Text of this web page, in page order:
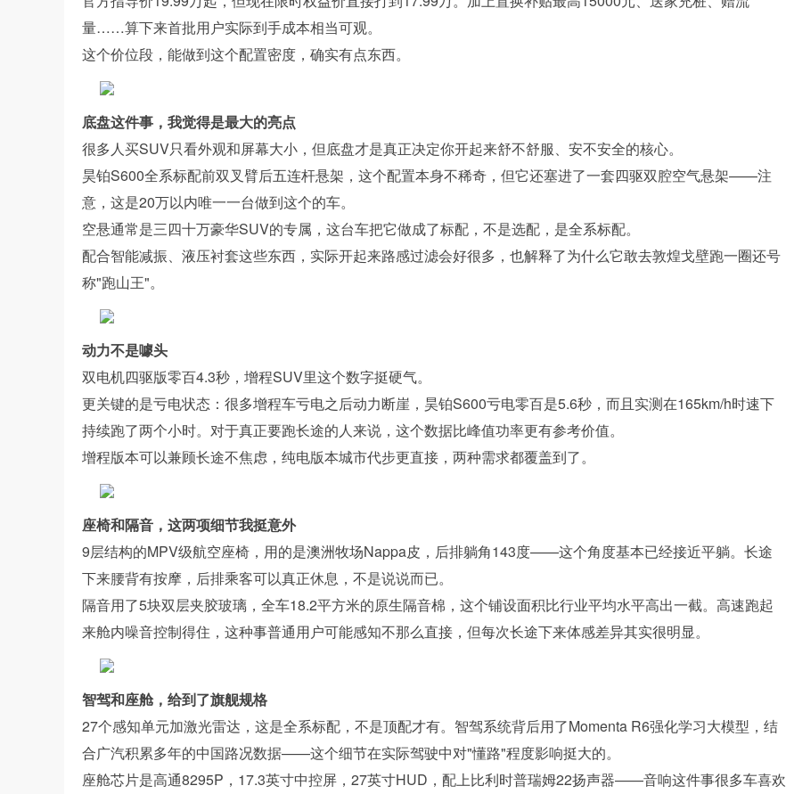
量……算下来首批用户实际到手成本相当可观。
这个价位段，能做到这个配置密度，确实有点东西。
底盘这件事，我觉得是最大的亮点
很多人买SUV只看外观和屏幕大小，但底盘才是真正决定你开起来舒不舒服、安不安全的核心。
昊铂S600全系标配前双叉臂后五连杆悬架，这个配置本身不稀奇，但它还塞进了一套四驱双腔空气悬架——注
意，这是20万以内唯一一台做到这个的车。
空悬通常是三四十万豪华SUV的专属，这台车把它做成了标配，不是选配，是全系标配。
配合智能减振、液压衬套这些东西，实际开起来路感过滤会好很多，也解释了为什么它敢去敦煌戈壁跑一圈还号
称"跑山王"。
动力不是噱头
双电机四驱版零百4.3秒，增程SUV里这个数字挺硬气。
更关键的是亏电状态：很多增程车亏电之后动力断崖，昊铂S600亏电零百是5.6秒，而且实测在165km/h时速下
持续跑了两个小时。对于真正要跑长途的人来说，这个数据比峰值功率更有参考价值。
增程版本可以兼顾长途不焦虑，纯电版本城市代步更直接，两种需求都覆盖到了。
座椅和隔音，这两项细节我挺意外
9层结构的MPV级航空座椅，用的是澳洲牧场Nappa皮，后排躺角143度——这个角度基本已经接近平躺。长途
下来腰背有按摩，后排乘客可以真正休息，不是说说而已。
隔音用了5块双层夹胶玻璃，全车18.2平方米的原生隔音棉，这个铺设面积比行业平均水平高出一截。高速跑起
来舱内噪音控制得住，这种事普通用户可能感知不那么直接，但每次长途下来体感差异其实很明显。
智驾和座舱，给到了旗舰规格
27个感知单元加激光雷达，这是全系标配，不是顶配才有。智驾系统背后用了Momenta R6强化学习大模型，结
合广汽积累多年的中国路况数据——这个细节在实际驾驶中对"懂路"程度影响挺大的。
座舱芯片是高通8295P，17.3英寸中控屏，27英寸HUD，配上比利时普瑞姆22扬声器——音响这件事很多车喜欢